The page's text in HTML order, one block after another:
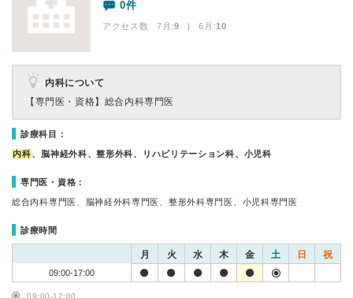
0件
アクセス数 7月:9 | 6月:10
内科について
【専門医・資格】 総合内科専門医
診療科目：
内科、脳神経外科、整形外科、リハビリテーション科、小児科
専門医・資格：
総合内科専門医、脳神経外科専門医、整形外科専門医、小児科専門医
診療時間
月 火 水 木 金 土 日 祝
09:00-17:00
09:00-12:00